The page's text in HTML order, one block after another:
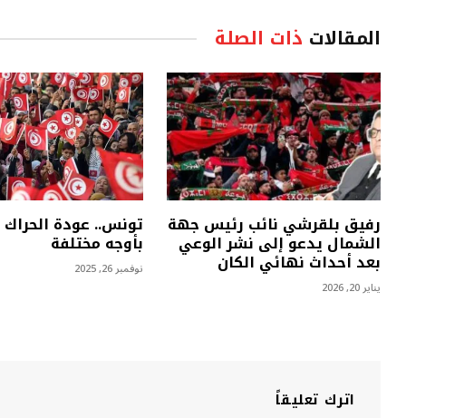
المقالات ذات الصلة
رفيق بلقرشي نائب رئيس جهة
الشمال يدعو إلى نشر الوعي
بعد أحداث نهائي الكان
يناير 20, 2026
تونس.. عودة الحراك
بأوجه مختلفة
نوفمبر 26, 2025
اترك تعليقاً